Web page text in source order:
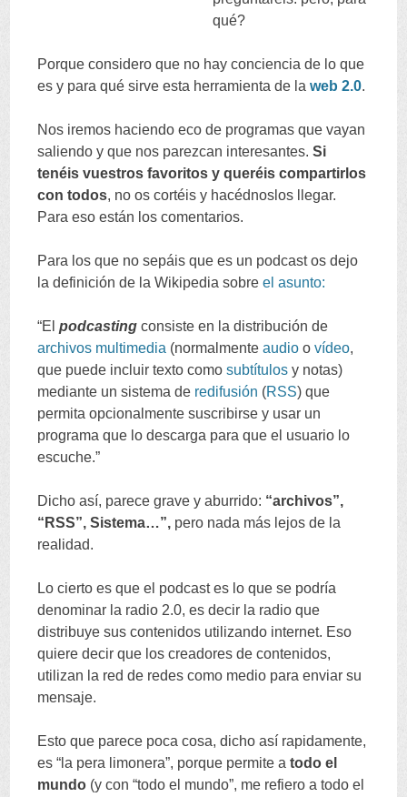
qué?
Porque considero que no hay conciencia de lo que
es y para qué sirve esta herramienta de la web 2.0.
Nos iremos haciendo eco de programas que vayan
saliendo y que nos parezcan interesantes.Si
tenéis vuestros favoritos y queréis compartirlos
con todos, no os cortéis y hacédnoslos llegar.
Para eso están los comentarios.
Para los que no sepáis que es un podcast os dejo
la definición de la Wikipedia sobre el asunto:
“El podcasting consiste en la distribución de
archivos multimedia (normalmente audio o vídeo,
que puede incluir texto como subtítulos y notas)
mediante un sistema de redifusión (RSS)que
permita opcionalmente suscribirse y usar un
programa que lo descarga para que el usuario lo
escuche.”
Dicho así, parece grave y aburrido: “archivos”,
“ RSS”,Sistema…”, pero nada más lejos de la
realidad.
Lo cierto es que el podcast es lo que se podría
denominar la radio 2.0,es decir la radio que
distribuye sus contenidos utilizando internet. Eso
quiere decir que los creadores de contenidos,
utilizan la red de redes como medio para enviar su
mensaje.
Esto que parece poca cosa,dicho así rapidamente,
es “ la pera limonera”, porque permite a todo el
mundo (y con “todo el mundo”, me refiero a todo el